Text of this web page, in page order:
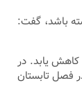
باشد، گفت:
کاهش یابد. در
فصل تابستان